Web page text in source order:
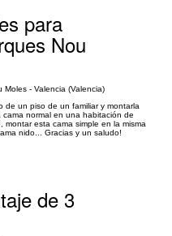
para
Nou
- Valencia (Valencia)
de un piso de un familiar y montarla
normal en una habitación de
esta cama simple en la misma
nido... Gracias y un saludo!
de 3